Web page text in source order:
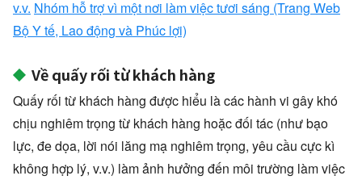
v.v. Nhóm hỗ trợ vì một nơi làm việc tươi sáng (Trang Web
Bộ Y tế, Lao động và Phúc lợi)
Về quấy rối từ khách hàng
Quấy rối từ khách hàng được hiểu là các hành vi gây khó
chịu nghiêm trọng từ khách hàng hoặc đối tác (như bạo
lực, đe dọa, lời nói lăng mạ nghiêm trọng, yêu cầu cực kì
không hợp lý, v.v.) làm ảnh hưởng đến môi trường làm việc